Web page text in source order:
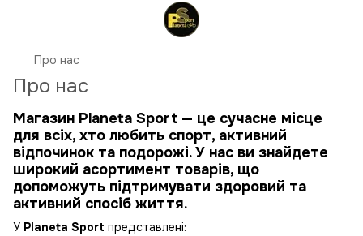
Про нас
Про нас
Магазин Planeta Sport — це сучасне місце
для всіх, хто любить спорт, активний
відпочинок та подорожі. У нас ви знайдете
широкий асортимент товарів, що
допоможуть підтримувати здоровий та
активний спосіб життя.
У Planeta Sport представлені: